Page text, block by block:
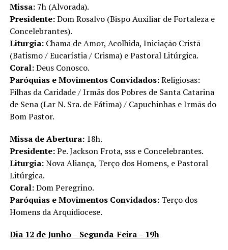
Missa:7h (Alvorada).
Presidente:Dom Rosalvo (Bispo Auxiliar de Fortaleza e
Concelebrantes).
Liturgia: Chama de Amor, Acolhida, Iniciação Cristã
(Batismo / Eucarístia / Crisma) e Pastoral Litúrgica.
Coral:Deus Conosco.
Paróquias e Movimentos Convidados:Religiosas:
Filhas da Caridade / Irmãs dos Pobres de Santa Catarina
de Sena (Lar N. Sra. de Fátima) / Capuchinhas e Irmãs do
Bom Pastor.
Missa de Abertura:18h.
Presidente:Pe. Jackson Frota, sss e Concelebrantes.
Liturgia:Nova Aliança, Terço dos Homens, e Pastoral
Litúrgica.
Coral:Dom Peregrino.
Paróquias e Movimentos Convidados:Terço dos
Homens da Arquidiocese.
Dia 12 de Junho – Segunda-Feira – 19h